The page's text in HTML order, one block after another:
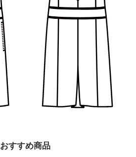
おすすめ商品